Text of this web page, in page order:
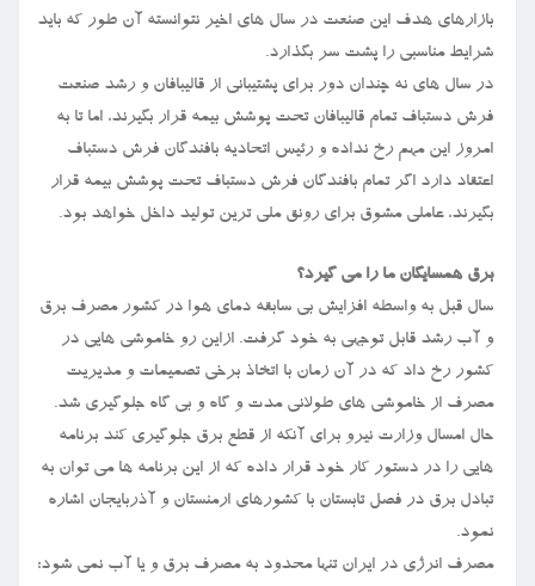
بازارهای هدف این صنعت در سال های اخیر نتوانسته آن طور که باید
شرایط مناسبی را پشت سر بگذارد.
در سال های نه چندان دور برای پشتیبانی از قالیبافان و رشد صنعت
فرش دستباف تمام قالیبافان تحت پوشش بیمه قرار بگیرند، اما تا به
امروز این مهم رخ نداده و رئیس اتحادیه بافندگان فرش دستباف
اعتقاد دارد اگر تمام بافندگان فرش دستباف تحت پوشش بیمه قرار
بگیرند، عاملی مشوق برای رونق ملی ترین تولید داخل خواهد بود.
برق همسایگان ما را می گیرد؟
سال قبل به واسطه افزایش بی سابقه دمای هوا در کشور مصرف برق
و آب رشد قابل توجهی به خود گرفت. ازاین رو خاموشی هایی در
کشور رخ داد که در آن زمان با اتخاذ برخی تصمیمات و مدیریت
مصرف از خاموشی های طولانی مدت و گاه و بی گاه جلوگیری شد.
حال امسال وزارت نیرو برای آنکه از قطع برق جلوگیری کند برنامه
هایی را در دستور کار خود قرار داده که از این برنامه ها می توان به
تبادل برق در فصل تابستان با کشورهای ارمنستان و آذربایجان اشاره
نمود.
مصرف انرژی در ایران تنها محدود به مصرف برق و یا آب نمی شود؛